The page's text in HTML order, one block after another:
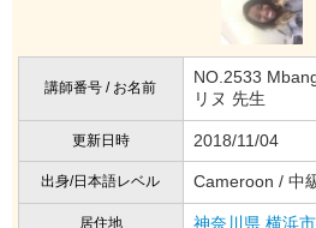
講師番号 / お名前
NO.2533
リヌ 先生
更新日時 2018/11/04
出身/日本語レベル Cameroon / 中
居住地 神奈川県 横浜